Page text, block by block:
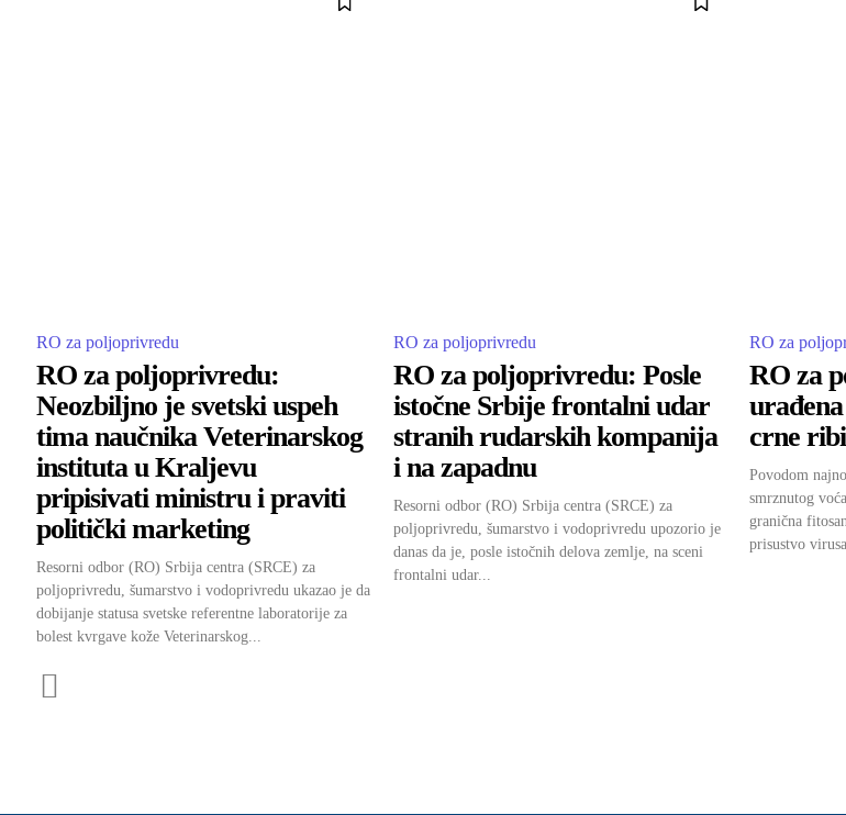
RO za poljoprivredu
RO za poljoprivredu:
Neozbiljno je svetski uspeh
tima naučnika Veterinarskog
instituta u Kraljevu
pripisivati ministru i praviti
politički marketing
Resorni odbor (RO) Srbija centra (SRCE) za
poljoprivredu, šumarstvo i vodoprivredu ukazao je da
dobijanje statusa svetske referentne laboratorije za
bolest kvrgave kože Veterinarskog...
RO za poljoprivredu
RO za poljoprivredu: Posle
istočne Srbije frontalni udar
stranih rudarskih kompanija
i na zapadnu
Resorni odbor (RO) Srbija centra (SRCE) za
poljoprivredu, šumarstvo i vodoprivredu upozorio je
danas da je, posle istočnih delova zemlje, na sceni
frontalni udar...
RO za
RO za
crne
Povodom
smrznutog
granična
prisustvo